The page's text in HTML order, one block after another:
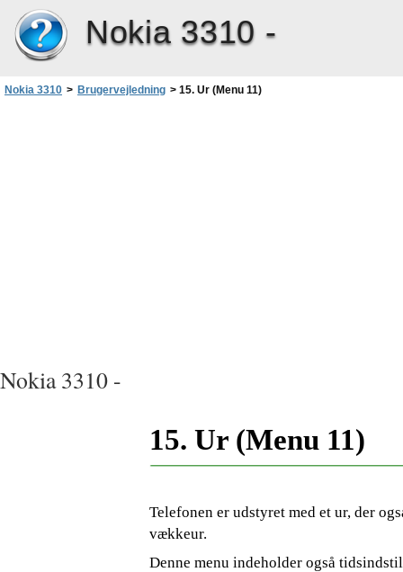
Nokia 3310 -
Nokia 3310 > Brugervejledning > 15. Ur (Menu 11)
Nokia 3310 -
15. Ur (Menu 11)
Telefonen er udstyret med et ur, der
vækkeur.
Denne menu indeholder også